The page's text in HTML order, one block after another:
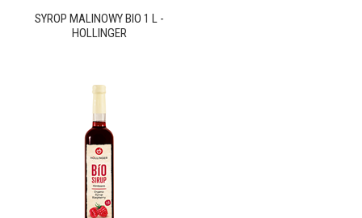
SYROP MALINOWY BIO 1 L -
HOLLINGER